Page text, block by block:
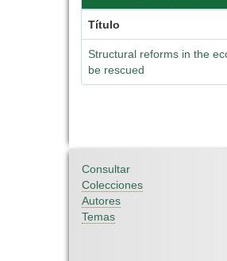
Título
Structural reforms in the
be rescued
Consultar
Colecciones
Autores
Temas